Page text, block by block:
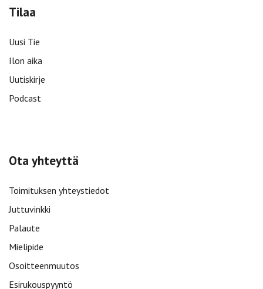
Tilaa
Uusi Tie
Ilon aika
Uutiskirje
Podcast
Ota yhteyttä
Toimituksen yhteystiedot
Juttuvinkki
Palaute
Mielipide
Osoitteenmuutos
Esirukouspyyntö